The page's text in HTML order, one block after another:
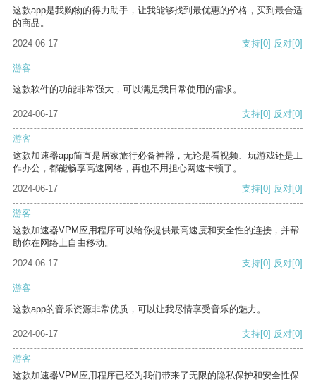
这款app是我购物的得力助手，让我能够找到最优惠的价格，买到最合适
的商品。
2024-06-17
支持[0] 反对[0]
游客
这款软件的功能非常强大，可以满足我日常使用的需求。
2024-06-17 支持[0] 反对[0]
游客
这款加速器app简直是居家旅行必备神器，无论是看视频、玩游戏还是工
作办公，都能畅享高速网络，再也不用担心网速卡顿了。
2024-06-17
支持[0] 反对[0]
游客
这款加速器VPM应用程序可以给你提供最高速度和安全性的连接，并帮
助你在网络上自由移动。
2024-06-17
支持[0] 反对[0]
游客
这款app的音乐资源非常优质，可以让我尽情享受音乐的魅力。
2024-06-17 支持[0] 反对[0]
游客
这款加速器VPM应用程序已经为我们带来了无限的隐私保护和安全性保